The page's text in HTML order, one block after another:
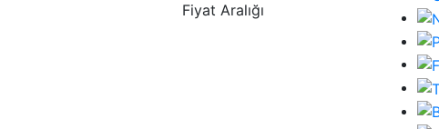
Fiyat Aralığı